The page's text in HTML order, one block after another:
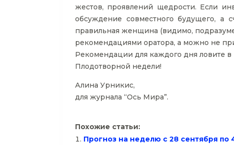
жестов, проявлений щедрости. Если
обсуждение совместного будущего, а
правильная женщина (видимо,
рекомендациями оратора, а можно не
Рекомендации для каждого дня ловите
Плодотворной недели!
Алина Урникис,
для журнала “Ось Мира”.
Похожие статьи:
Прогноз на неделю с 28 сентября по